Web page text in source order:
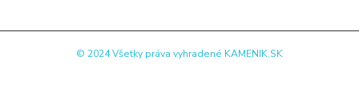
© 2024 Všetky práva vyhradené KAMENIK.SK